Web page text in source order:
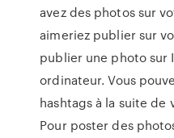
avez des photos sur
aimeriez publier sur
publier une photo sur
ordinateur. Vous
hashtags à la suite de
Pour poster des